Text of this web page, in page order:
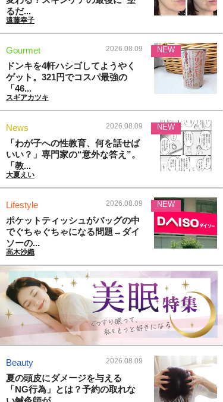
るだ...
遠藤幸子
Gourmet 2026.08.09
ドンキを4軒ハシゴしてようやく
ゲット。321円でコスパ最強の
「46...
スギアカツキ
NEW
News 2026.08.09
「わが子への性教育、何を話せば
いい？」専門家の“意外な答え”。
「教...
大夏えい
NEW
Lifestyle 2026.08.09
ポケットティッシュがバッグの中
でぐちゃぐちゃになる問題→ダイ
ソーの...
高木沙織
NEW
Beauty 2026.08.09
夏の頭皮にダメージを与える
「NG行為」とは？予約の取れな